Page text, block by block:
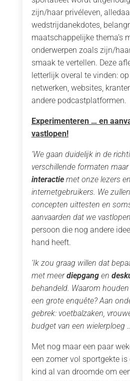
zijn/haar privéleven,
wedstrijdanekdotes,
maatschappelijke thema’s
onderwerpen zoals zijn/
smaak te vertellen. Deze
letterlijk overal te vinden:
netwerken, websites,
andere podcastplatformen.
Experimenteren … en
vastlopen!
‘We gaan duidelijk in de
verschillende formaten
interactiemet onze lezers en
internetgebruikers. We
concepten uittesten en
aanvaarden dat we
persoon die nog andere
hand heeft.
‘Ik zou graag willen dat
met meerdiepgangen
behandeld. Waarom
een grote enquête? Aan
gebrek: voetbalzaken,
budget van een wielerploeg
Met nog maar een paar
een zomer vol sportgekte
kind al van droomde om